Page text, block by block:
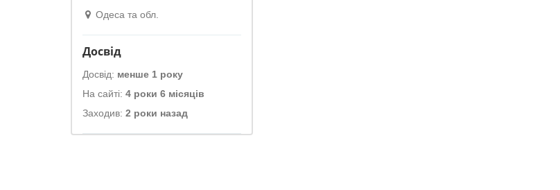
Одеса та обл.
Досвід
Досвід: менше 1 року
На сайті: 4 роки 6 місяців
Заходив: 2 роки назад